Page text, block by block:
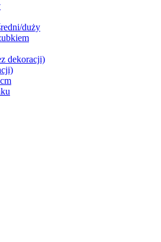
duży
dekoracji)